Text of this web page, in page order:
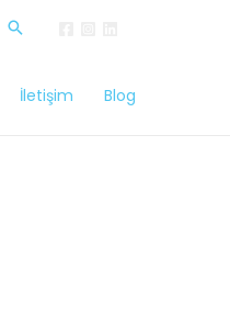
İletişim Blog